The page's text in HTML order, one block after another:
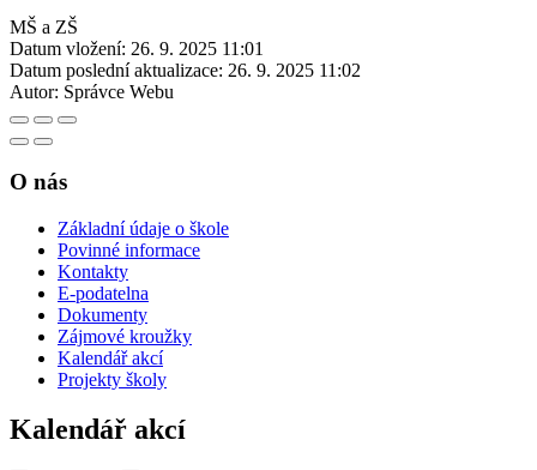
MŠ a ZŠ
Datum vložení: 26. 9. 2025 11:01
Datum poslední aktualizace: 26. 9. 2025 11:02
Autor: Správce Webu
O nás
Základní údaje o škole
Povinné informace
Kontakty
E-podatelna
Dokumenty
Zájmové kroužky
Kalendář akcí
Projekty školy
Kalendář akcí